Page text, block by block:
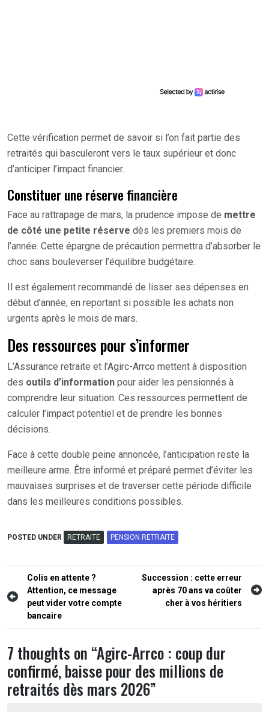
Cette vérification permet de savoir si l’on fait partie des
retraités qui basculeront vers le taux supérieur et donc
d’anticiper l’impact financier.
Constituer une réserve financière
Face au rattrapage de mars, la prudence impose de mettre
de côté une petite réserve dès les premiers mois de
l’année. Cette épargne de précaution permettra d’absorber le
choc sans bouleverser l’équilibre budgétaire.
Il est également recommandé de lisser ses dépenses en
début d’année, en reportant si possible les achats non
urgents après le mois de mars.
Des ressources pour s’informer
L’Assurance retraite et l’Agirc-Arrco mettent à disposition
des outils d’information pour aider les pensionnés à
comprendre leur situation. Ces ressources permettent de
calculer l’impact potentiel et de prendre les bonnes
décisions.
Face à cette double peine annoncée, l’anticipation reste la
meilleure arme. Être informé et préparé permet d’éviter les
mauvaises surprises et de traverser cette période difficile
dans les meilleures conditions possibles.
POSTED UNDER RETRAITE PENSION RETRAITE
Navigation
de
l’article
Colis en attente ?
Attention, ce message
peut vider votre compte
bancaire
Succession : cette erreur
après 70 ans va coûter
cher à vos héritiers
7 thoughts on “Agirc-Arrco : coup dur
confirmé, baisse pour des millions de
retraités dès mars 2026”